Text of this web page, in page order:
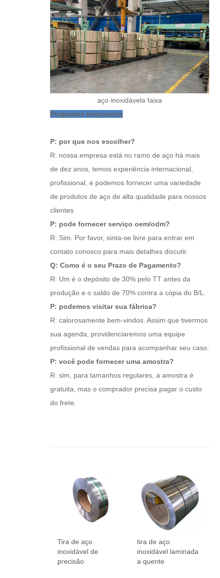
aço inoxidávela faixa
Perguntas frequentes
P: por que nos escolher?
R: nossa empresa está no ramo de aço há mais
de dez anos, temos experiência internacional,
profissional, e podemos fornecer uma variedade
de produtos de aço de alta qualidade para nossos
clientes
P: pode fornecer serviço oem/odm?
R: Sim. Por favor, sinta-se livre para entrar em
contato conosco para mais detalhes discutir.
Q: Como é o seu Prazo de Pagamento?
R: Um é o depósito de 30% pelo TT antes da
produção e o saldo de 70% contra a cópia do B/L.
P: podemos visitar sua fábrica?
R: calorosamente bem-vindos. Assim que tivermos
sua agenda, providenciaremos uma equipe
profissional de vendas para acompanhar seu caso.
P: você pode fornecer uma amostra?
R: sim, para tamanhos regulares, a amostra é
gratuita, mas o comprador precisa pagar o custo
do frete.
Tira de aço
inoxidável de
precisão
tira de aço
inoxidável laminada
a quente